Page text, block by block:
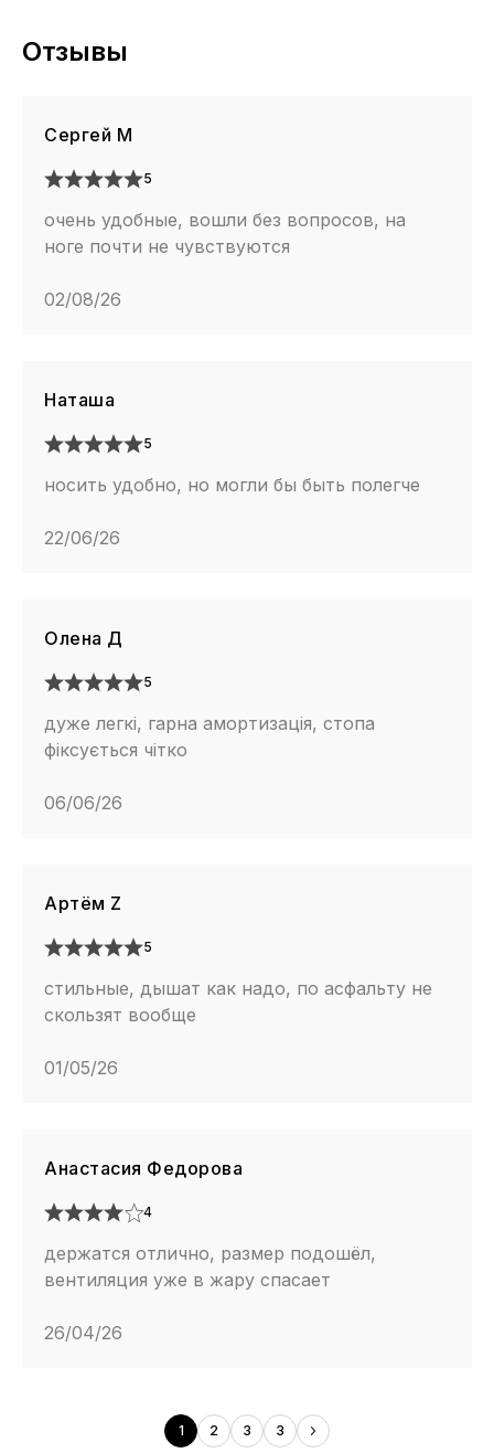
предназначению, но на полном воздушном баллоне.
Отзывы
Сергей М
5
очень удобные, вошли без вопросов, на
ноге почти не чувствуются
02/08/26
Наташа
5
носить удобно, но могли бы быть полегче
22/06/26
Олена Д
5
дуже легкі, гарна амортизація, стопа
фіксується чітко
06/06/26
Артём Z
5
стильные, дышат как надо, по асфальту не
скользят вообще
01/05/26
Анастасия Федорова
4
держатся отлично, размер подошёл,
вентиляция уже в жару спасает
26/04/26
1 2 3 3